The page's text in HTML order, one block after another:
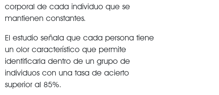
corporal de cada individuo que se
mantienen constantes.
El estudio señala que cada persona tiene
un olor característico que permite
identificarla dentro de un grupo de
individuos con una tasa de acierto
superior al 85%.